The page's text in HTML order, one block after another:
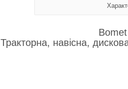
Тракторна, навісна,